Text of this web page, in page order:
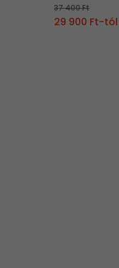
37 400 Ft
29 900 Ft-tól